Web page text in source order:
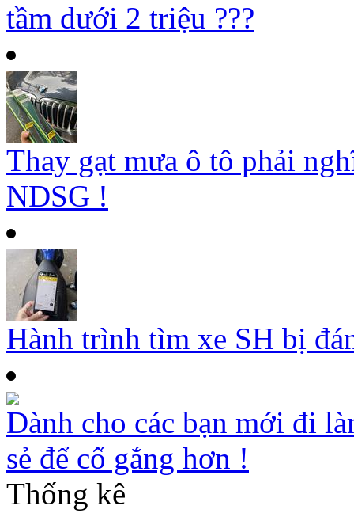
tầm dưới 2 triệu ???
Thay gạt mưa ô tô phải
NDSG !
Hành trình tìm xe SH bị
Dành cho các bạn mới đi
sẻ để cố gắng hơn !
Thống kê